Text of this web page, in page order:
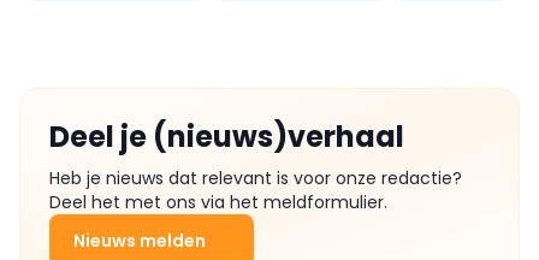
Deel je (nieuws)verhaal
Heb je nieuws dat relevant is voor onze redactie?
Deel het met ons via het meldformulier.
Nieuws melden